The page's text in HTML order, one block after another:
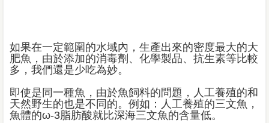
如果在一定範圍的水域內，生產出來的密度最大的大
肥魚，由於添加的消毒劑、化學製品、抗生素等比較
多，我們還是少吃為妙。
即使是同一種魚，由於魚飼料的問題，人工養殖的和
天然野生的也是不同的。例如：人工養殖的三文魚，
魚體的ω-3脂肪酸就比深海三文魚的含量低。